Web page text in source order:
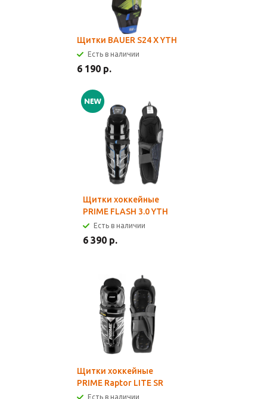
Щитки BAUER S24 X YTH
Есть в наличии
6 190 р.
Щитки хоккейные
PRIME FLASH 3.0 YTH
Есть в наличии
6 390 р.
Щитки хоккейные
PRIME Raptor LITE SR
Есть в наличии